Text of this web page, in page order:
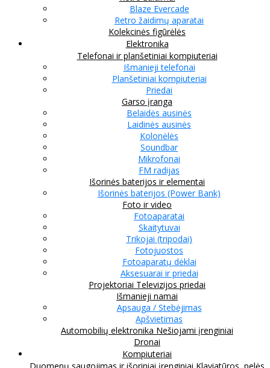
Blaze Evercade
Retro žaidimų aparatai
Kolekcinės figūrėlės
Elektronika
Telefonai ir planšetiniai kompiuteriai
Išmanieji telefonai
Planšetiniai kompiuteriai
Priedai
Garso įranga
Belaidės ausinės
Laidinės ausinės
Kolonėlės
Soundbar
Mikrofonai
FM radijas
Išorinės baterijos ir elementai
Išorinės baterijos (Power Bank)
Foto ir video
Fotoaparatai
Skaitytuvai
Trikojai (tripodai)
Fotojuostos
Fotoaparatų dėklai
Aksesuarai ir priedai
Projektoriai Televizijos priedai
Išmanieji namai
Apsauga / Stebėjimas
Apšvietimas
Automobilių elektronika Nešiojami įrenginiai
Dronai
Kompiuteriai
Duomenų saugojimas ir išoriniai įrenginiai Klaviatūros, pelės